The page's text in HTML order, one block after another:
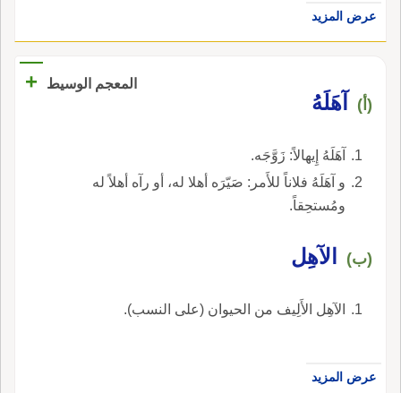
عرض المزيد
المعجم الوسيط +
(أ) آهَلَهُ
آهَلَهُ إِيهالاً: زَوَّجَه.
و آهَلَهُ فلاناً للأَمر: صَيّرَه أهلا له، أو رآه أهلاً له
ومُستحِقاً.
(ب) الآهِل
الآهِل الأَلِيف من الحيوان (على النسب).
عرض المزيد